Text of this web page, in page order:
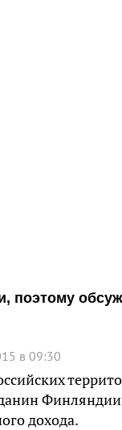
поэтому
в 09:30
Финляндии
дохода.